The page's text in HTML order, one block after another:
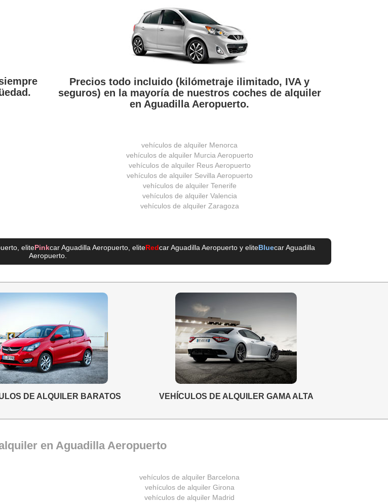
Precios todo incluido (kilómetraje ilimitado, IVA y
seguros) en la mayoría de nuestros coches de alquiler
en Aguadilla Aeropuerto.
vehículos de alquiler Menorca
vehículos de alquiler Murcia Aeropuerto
vehículos de alquiler Reus Aeropuerto
vehículos de alquiler Sevilla Aeropuerto
vehículos de alquiler Tenerife
vehículos de alquiler Valencia
vehículos de alquiler Zaragoza
, elitePinkcar Aguadilla Aeropuerto , eliteRedcar Aguadilla Aeropuerto y eliteBluecar Aguadilla
Aeropuerto.
DE ALQUILER BARATOS VEHÍCULOS DE ALQUILER GAMA ALTA
en Aguadilla Aeropuerto
vehículos de alquiler Barcelona
vehículos de alquiler Girona
vehículos de alquiler Madrid